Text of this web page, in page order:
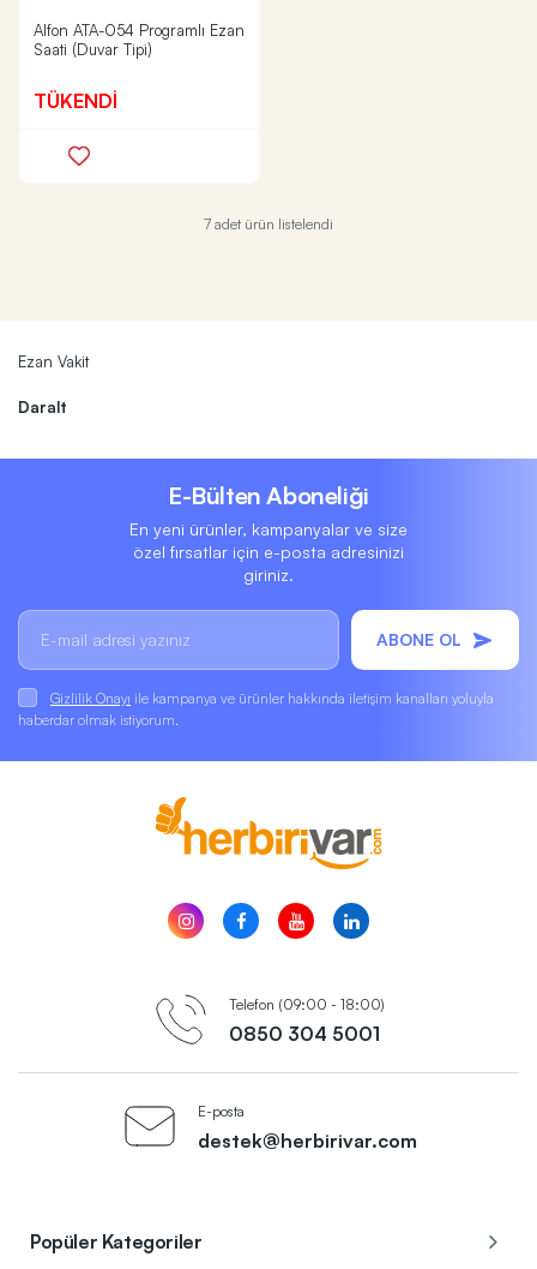
Alfon ATA-054 Programlı Ezan
Saati (Duvar Tipi)
TÜKENDİ
7 adet ürün listelendi
Ezan Vakit
Daralt
E-Bülten Aboneliği
En yeni ürünler, kampanyalar ve size
özel fırsatlar için e-posta adresinizi
giriniz.
ABONE OL
Gizlilik Onayı ile kampanya ve ürünler hakkında iletişim kanalları yoluyla
haberdar olmak istiyorum.
Telefon (09:00 - 18:00)
0850 304 5001
E-posta
destek@herbirivar.com
Popüler Kategoriler